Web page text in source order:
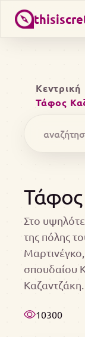
Κεντρική
Τάφος
Τάφος
Στο
της πόλης
σπουδαίου
Καζαντζάκη.
10300